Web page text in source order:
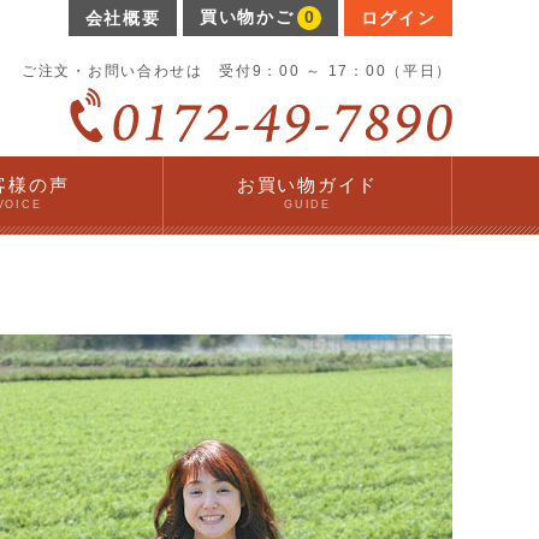
会社概要 買い物かご 0 ログイン
ご注文・お問い合わせは 受付9：00 ～ 17：00（平日）
様の声 お買い物ガイド
GUIDE